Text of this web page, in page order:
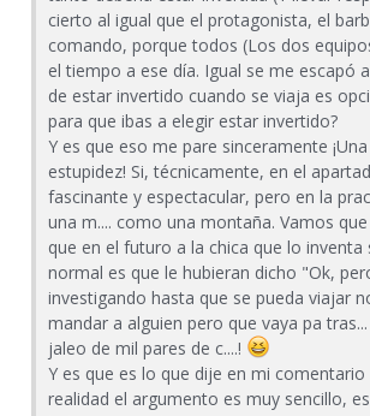
cierto al igual que el protagonista, el
comando, porque todos (Los dos
el tiempo a ese día. Igual se me escapó
de estar invertido cuando se viaja es
para que ibas a elegir estar invertido?
Y es que eso me pare sinceramente
estupidez! Si, técnicamente, en el
fascinante y espectacular, pero en la
una m.... como una montaña. Vamos
que en el futuro a la chica que lo
normal es que le hubieran dicho "Ok,
investigando hasta que se pueda viajar
mandar a alguien pero que vaya pa
jaleo de mil pares de c....!
Y es que es lo que dije en mi comentario
realidad el argumento es muy sencillo,